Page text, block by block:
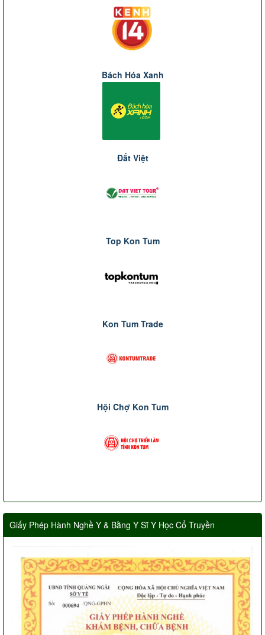
Bách Hóa Xanh
Đất Việt
Top Kon Tum
Kon Tum Trade
Hội Chợ Kon Tum
Giấy Phép Hành Nghề Y & Bằng Y Sĩ Y Học Cổ Truyền